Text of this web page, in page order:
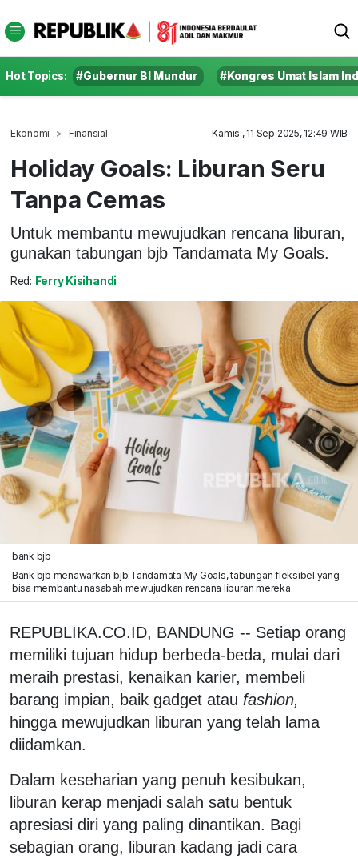
Hot Topics: #Gubernur BI Mundur #Kongres Umat Islam
Ekonomi Finansial Kamis , 11 Sep 2025, 12:49 WIB
Holiday Goals: Liburan Seru
Tanpa Cemas
Untuk membantu mewujudkan rencana liburan,
gunakan tabungan bjb Tandamata My Goals.
Red: Ferry Kisihandi
bank bjb
Bank bjb menawarkan bjb Tandamata My Goals, tabungan fleksibel yang
bisa membantu nasabah mewujudkan rencana liburan mereka.
REPUBLIKA.CO.ID, BANDUNG -- Setiap orang
memiliki tujuan hidup berbeda-beda, mulai dari
meraih prestasi, kenaikan karier, membeli
barang impian, baik gadget atau fashion,
hingga mewujudkan liburan yang telah lama
diidamkan.
Dalam keseharian yang penuh kesibukan,
liburan kerap menjadi salah satu bentuk
apresiasi diri yang paling dinantikan. Bagi
sebagian orang, liburan kadang jadi cara